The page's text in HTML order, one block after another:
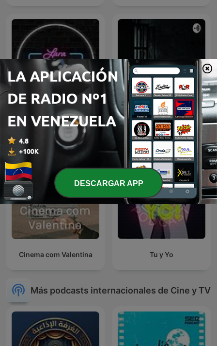
Lara on Eyre: MAFS
Edition!
Películas históricas de
terror
Cinema com Valentina Tu y Yo
Más podcasts internacionales de Cine y TV
DESCARGAR APP